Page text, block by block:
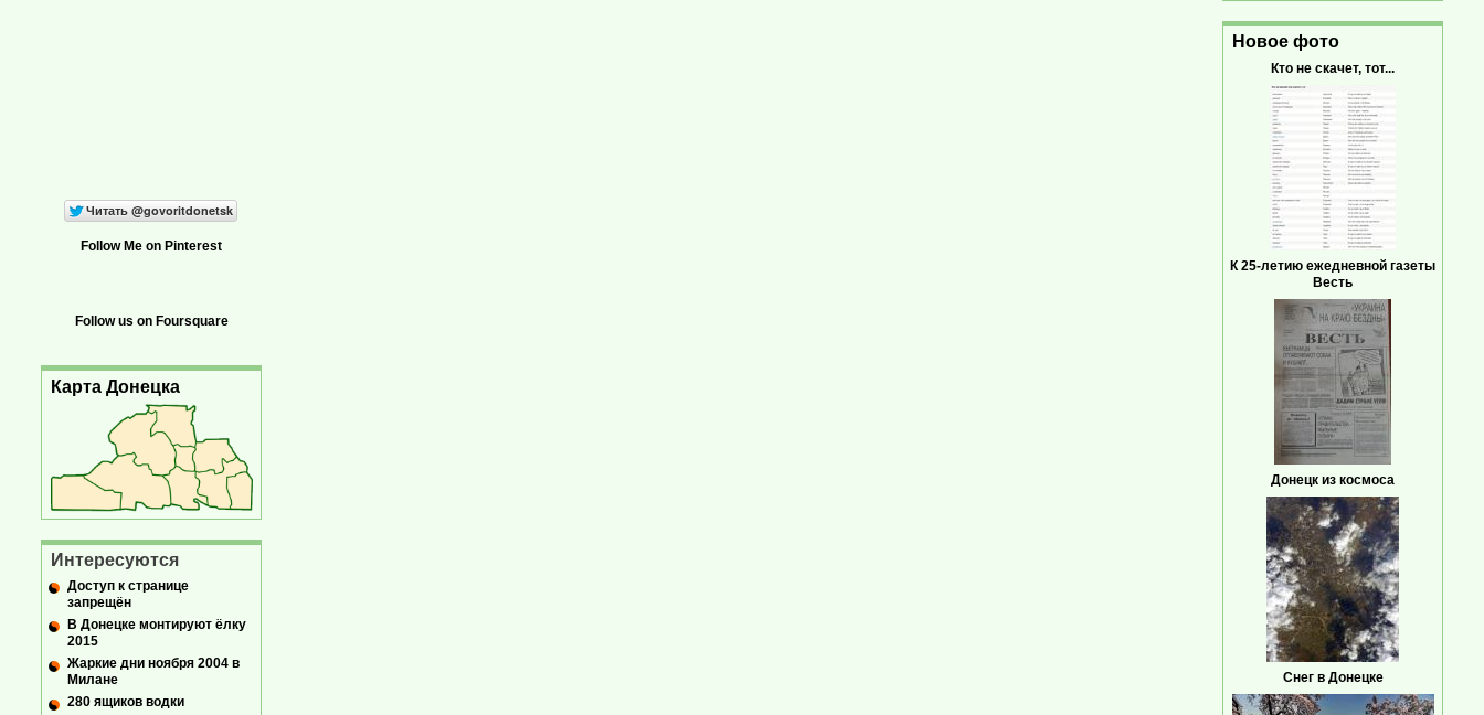
Follow Me on Pinterest
Follow us on Foursquare
Карта Донецка
Интересуются
Доступ к странице
запрещён
В Донецке монтируют ёлку
2015
Жаркие дни ноября 2004 в
Милане
280 ящиков водки
Новое фото
Кто не скачет, тот...
К 25-летию ежедневной газеты
Весть
Донецк из космоса
Снег в Донецке